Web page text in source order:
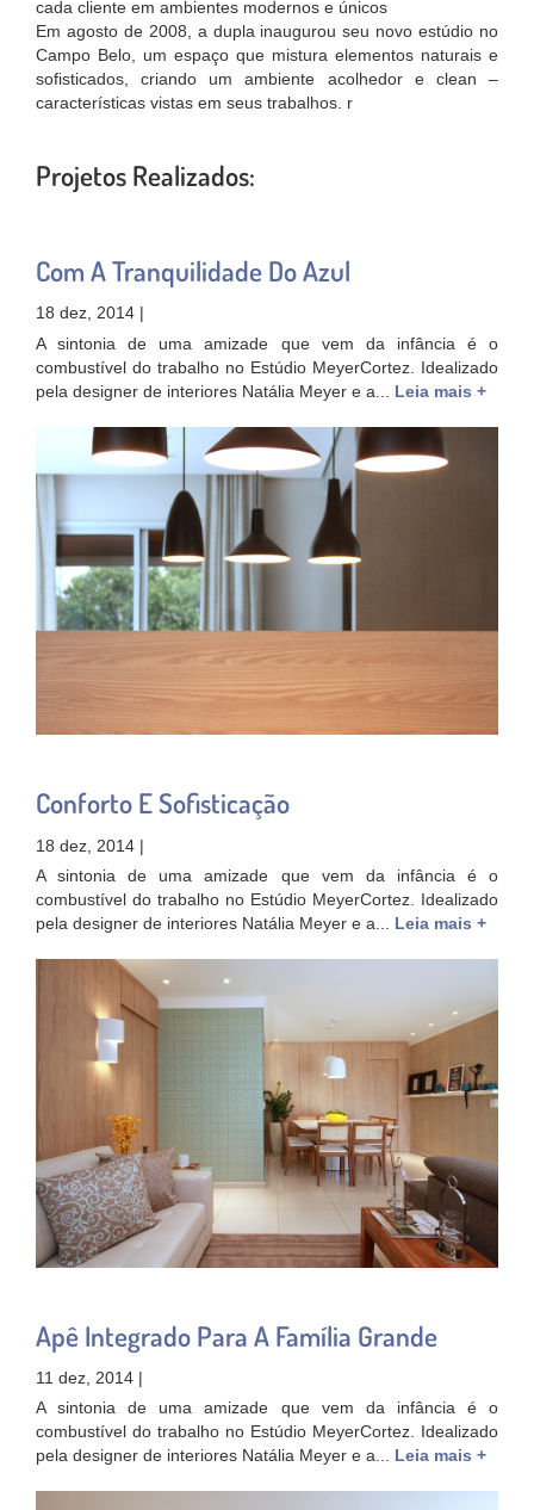
cada cliente em ambientes modernos e únicos
Em agosto de 2008, a dupla inaugurou seu novo estúdio no
Campo Belo, um espaço que mistura elementos naturais e
sofisticados, criando um ambiente acolhedor e clean –
características vistas em seus trabalhos. r
Projetos Realizados:
Com A Tranquilidade Do Azul
18 dez, 2014 |
A sintonia de uma amizade que vem da infância é o
combustível do trabalho no Estúdio MeyerCortez. Idealizado
pela designer de interiores Natália Meyer e a... Leia mais +
Conforto E Sofisticação
18 dez, 2014 |
A sintonia de uma amizade que vem da infância é o
combustível do trabalho no Estúdio MeyerCortez. Idealizado
pela designer de interiores Natália Meyer e a...
Leia mais +
Apê Integrado Para A Família Grande
11 dez, 2014 |
A sintonia de uma amizade que vem da infância é o
combustível do trabalho no Estúdio MeyerCortez. Idealizado
pela designer de interiores Natália Meyer e a... Leia mais +